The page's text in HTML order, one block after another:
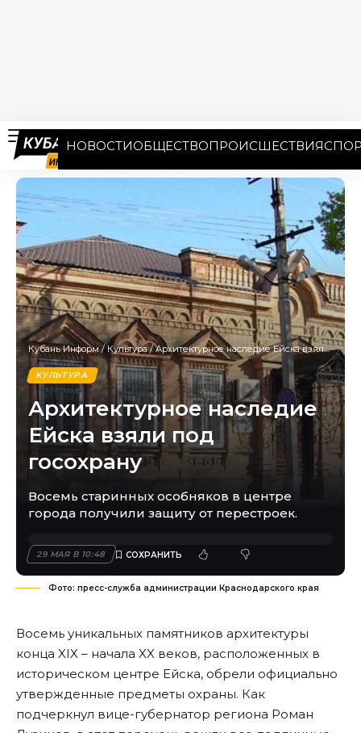
НОВОСТИОБЩЕСТВОПРОИСШЕСТВИЯ
Кубань Информ/Культура/Архитектурное наследие Ейска взяли под госохрану
КУЛЬТУРА
Архитектурное наследие
Ейска взяли под
госохрану
Восемь старинных особняков в центре
города получили защиту от перестроек.
29 МАЯ В 10:48
Фото: пресс-служба администрации Краснодарского края
Восемь уникальных памятников архитектуры
конца XIX – начала XX веков, расположенных в
историческом центре Ейска, обрели официально
утвержденные предметы охраны. Как
подчеркнул вице-губернатор региона Роман